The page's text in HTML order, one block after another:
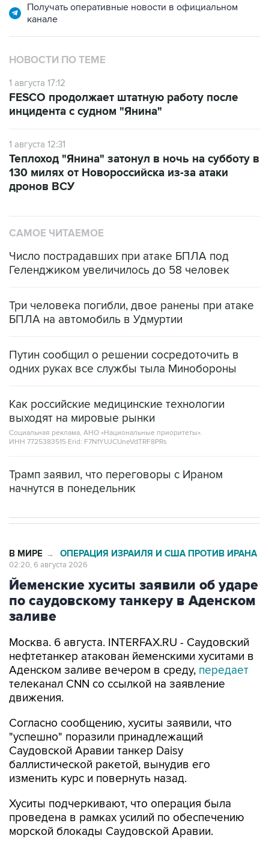
Получать оперативные новости в официальном
канале
НОВОСТИ ПО ТЕМЕ
1 августа 17:12
FESCO продолжает штатную работу после
инцидента с судном "Янина"
1 августа 12:31
Теплоход "Янина" затонул в ночь на субботу в
130 милях от Новороссийска из-за атаки
дронов ВСУ
САМОЕ ЧИТАЕМОЕ
Число пострадавших при атаке БПЛА под
Геленджиком увеличилось до 58 человек
Три человека погибли, двое ранены при атаке
БПЛА на автомобиль в Удмуртии
Путин сообщил о решении сосредоточить в
одних руках все службы тыла Минобороны
Как российские медицинские технологии
выходят на мировые рынки
Социальная реклама, АНО «Национальные приоритеты».
ИНН 7725383515 Erid: F7NfYUJCUneVdTRF8PRs
Трамп заявил, что переговоры с Ираном
начнутся в понедельник
В МИРЕ → ОПЕРАЦИЯ ИЗРАИЛЯ И США ПРОТИВ ИРАНА
02:20, 6 августа 2026
Йеменские хуситы заявили об ударе
по саудовскому танкеру в Аденском
заливе
Москва. 6 августа. INTERFAX.RU - Саудовский
нефтетанкер атакован йеменскими хуситами в
Аденском заливе вечером в среду, передает
телеканал CNN со ссылкой на заявление
движения.
Согласно сообщению, хуситы заявили, что
"успешно" поразили принадлежащий
Саудовской Аравии танкер Daisy
баллистической ракетой, вынудив его
изменить курс и повернуть назад.
Хуситы подчеркивают, что операция была
проведена в рамках усилий по обеспечению
морской блокады Саудовской Аравии.